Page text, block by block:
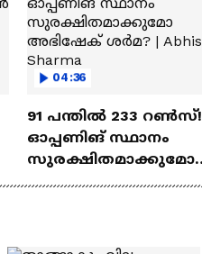
04:36
91 പന്തില്‍ 233 റണ്‍സ്!
ഓപ്പണിങ് സ്ഥാനം
സുരക്ഷിതമാക്കുമോ
അഭിഷേക് ശർമ? |